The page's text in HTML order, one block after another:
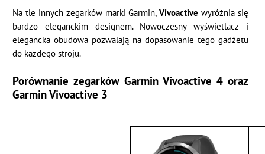
Na tle innych zegarków marki Garmin,Vivoactive wyróżnia się
bardzo eleganckim designem. Nowoczesny wyświetlacz i
elegancka obudowa pozwalają na dopasowanie tego gadżetu
do każdego stroju.
Porównanie zegarków Garmin Vivoactive 4 oraz
Garmin Vivoactive 3